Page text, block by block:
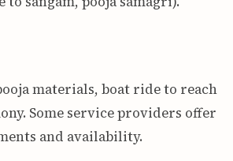
materials, boat ride to reach
. Some service providers offer
and availability.